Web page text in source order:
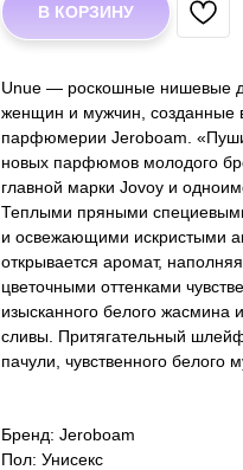
В КОРЗИНУ
Unue — роскошные нишевые
женщин и мужчин, созданные
парфюмерии Jeroboam.
новых парфюмов молодого
главной марки Jovoy и
Теплыми пряными специевыми
и освежающими искристыми
открывается аромат,
цветочными оттенками
изысканного белого
сливы. Притягательный
пачули, чувственного белого
Бренд: Jeroboam
Пол: Унисекс